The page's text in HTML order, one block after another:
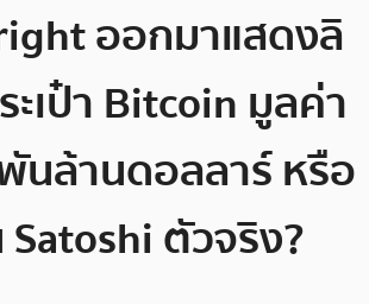
ออกมาแสดงลิ
เป๋า Bitcoin มูลค่า
นล้านดอลลาร์ หรือ
Satoshi ตัวจริง?